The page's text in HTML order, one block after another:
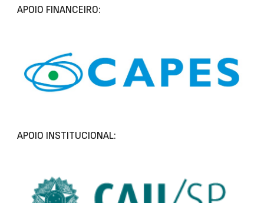
APOIO FINANCEIRO:
APOIO INSTITUCIONAL: